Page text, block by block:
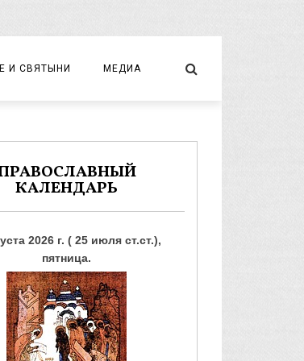
И СВЯТЫНИ МЕДИА
ФОТО
КАЛЕНДАРЬ
2026 г. ( 25 июля ст.ст.),
пятница.